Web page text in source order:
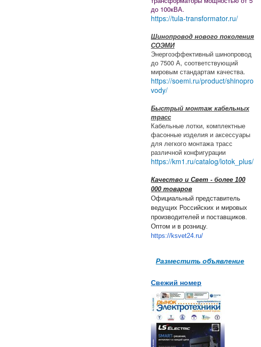
до 100кВА.
https://tula-transformator.ru/
Шинопровод нового поколения
СОЭМИ
Энергоэффективный шинопровод
до 7500 А, соответствующий
мировым стандартам качества.
https://soemi.ru/product/shinopro
vody/
Быстрый монтаж кабельных
трасс
Кабельные лотки, комплектные
фасонные изделия и аксессуары
для легкого монтажа трасс
различной конфигурации
https://km1.ru/catalog/lotok_plus/
Качество и Свет - более 100
000 товаров
Официальный представитель
ведущих Российских и мировых
производителей и поставщиков.
Оптом и в розницу.
https://ksvet24.ru/
Разместить объявление
Свежий номер